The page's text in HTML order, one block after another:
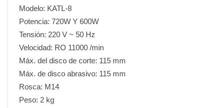
Modelo: KATL-8
Potencia: 720W Y 600W
Tensión: 220 V ~ 50 Hz
Velocidad: RO 11000 /min
Máx. del disco de corte: 115 mm
Máx. de disco abrasivo: 115 mm
Rosca: M14
Peso: 2 kg